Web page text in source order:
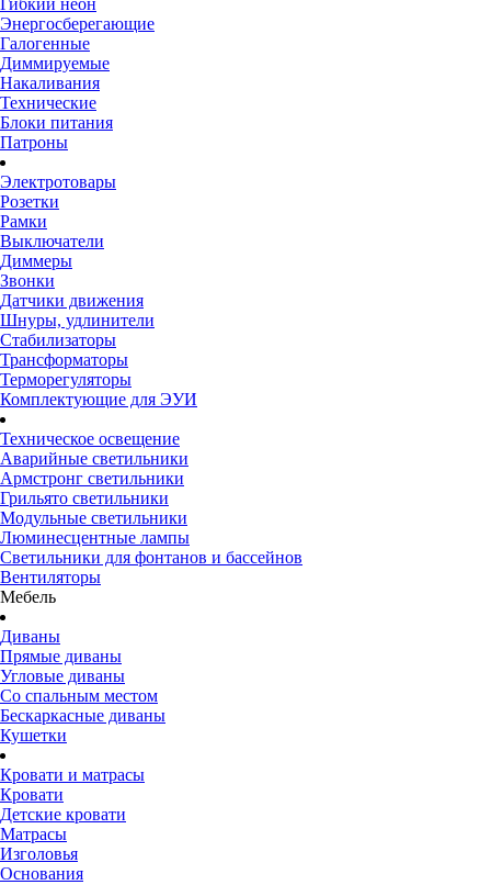
Гибкий неон
Энергосберегающие
Галогенные
Диммируемые
Накаливания
Технические
Блоки питания
Патроны
Электротовары
Розетки
Рамки
Выключатели
Диммеры
Звонки
Датчики движения
Шнуры, удлинители
Стабилизаторы
Трансформаторы
Терморегуляторы
Комплектующие для ЭУИ
Техническое освещение
Аварийные светильники
Армстронг светильники
Грильято светильники
Модульные светильники
Люминесцентные лампы
Светильники для фонтанов и бассейнов
Вентиляторы
Мебель
Диваны
Прямые диваны
Угловые диваны
Со спальным местом
Бескаркасные диваны
Кушетки
Кровати и матрасы
Кровати
Детские кровати
Матрасы
Изголовья
Основания